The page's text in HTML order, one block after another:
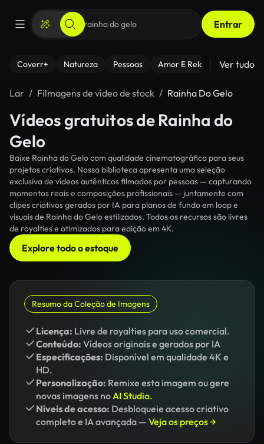
Entrar
Coverr+ Natureza Pessoas Amor E Relacionamentos
Ver tudo
Lar Filmagens de vídeo de stock Rainha Do Gelo
Vídeos gratuitos de Rainha do
Gelo
Baixe Rainha do Gelo com qualidade cinematográfica para seus
projetos criativos. Nossa biblioteca apresenta uma seleção
exclusiva de vídeos autênticos filmados por pessoas — capturando
momentos reais e composições profissionais — juntamente com
clipes criativos gerados por IA para planos de fundo em loop e
visuais de Rainha do Gelo estilizados. Todos os recursos são livres
de royalties e otimizados para edição em 4K.
Explore todo o estoque
Resumo da Coleção de Imagens
Licença: Livre de royalties para uso comercial.
Conteúdo: Vídeos originais e gerados por IA
Especificações: Disponível em qualidade 4K e
HD.
Personalização: Remixe esta imagem ou gere
novas imagens noAI Studio.
Níveis de acesso: Desbloqueie acesso criativo
completo e IA avançada — Veja os preços →